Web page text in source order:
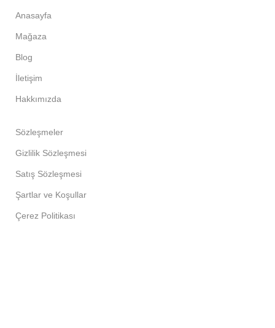
Anasayfa
Mağaza
Blog
İletişim
Hakkımızda
Sözleşmeler
Gizlilik Sözleşmesi
Satış Sözleşmesi
Şartlar ve Koşullar
Çerez Politikası